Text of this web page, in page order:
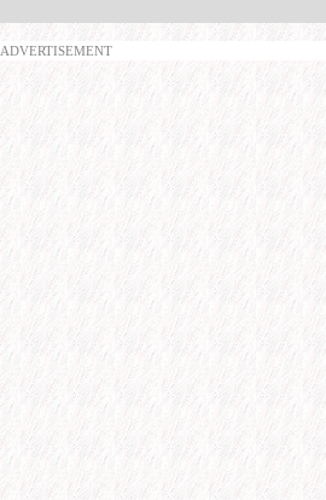
ADVERTISEMENT